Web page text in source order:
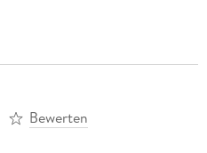
Bewerten